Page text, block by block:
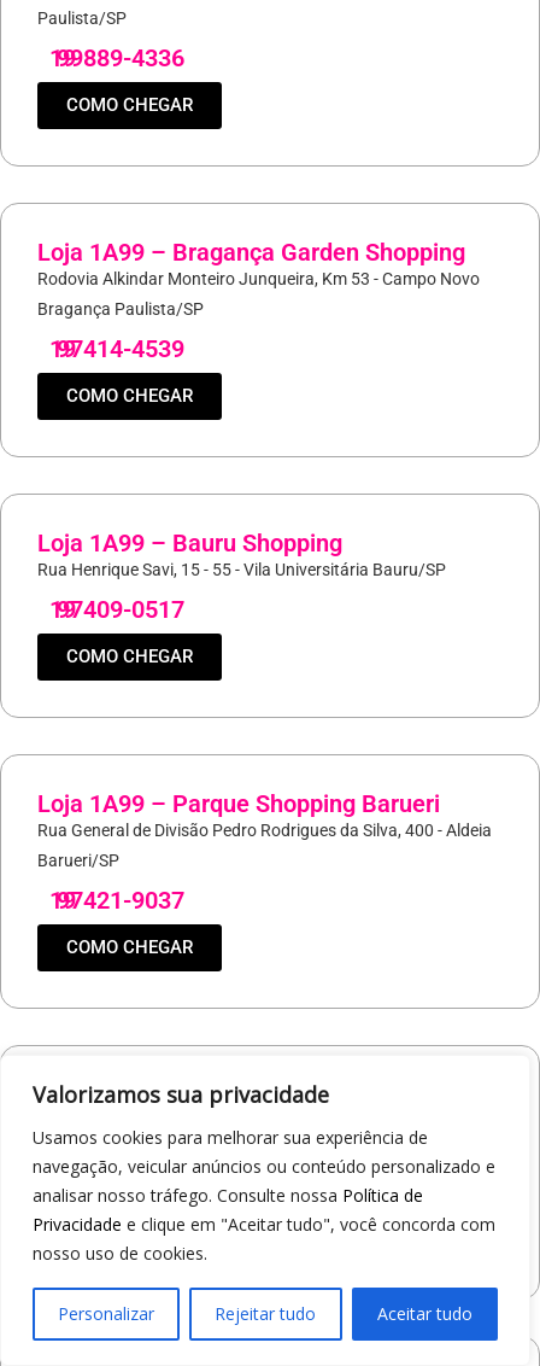
Valorizamos sua privacidade
Usamos cookies para melhorar sua experiência de
navegação, veicular anúncios ou conteúdo personalizado e
analisar nosso tráfego. Consulte nossa Política de
Privacidade e clique em "Aceitar tudo", você concorda com
nosso uso de cookies.
Personalizar Rejeitar tudo Aceitar tudo
Paulista/SP
19
99889-4336
COMO CHEGAR
Loja 1A99 – Bragança Garden Shopping
Rodovia Alkindar Monteiro Junqueira, Km 53 - Campo Novo
Bragança Paulista/SP
19
97414-4539
COMO CHEGAR
Loja 1A99 – Bauru Shopping
Rua Henrique Savi, 15 - 55 - Vila Universitária Bauru/SP
19
97409-0517
COMO CHEGAR
Loja 1A99 – Parque Shopping Barueri
Rua General de Divisão Pedro Rodrigues da Silva, 400 - Aldeia
Barueri/SP
19
97421-9037
COMO CHEGAR
Loja 1A99 – North Shopping Barretos
19
97407-5840
COMO CHEGAR